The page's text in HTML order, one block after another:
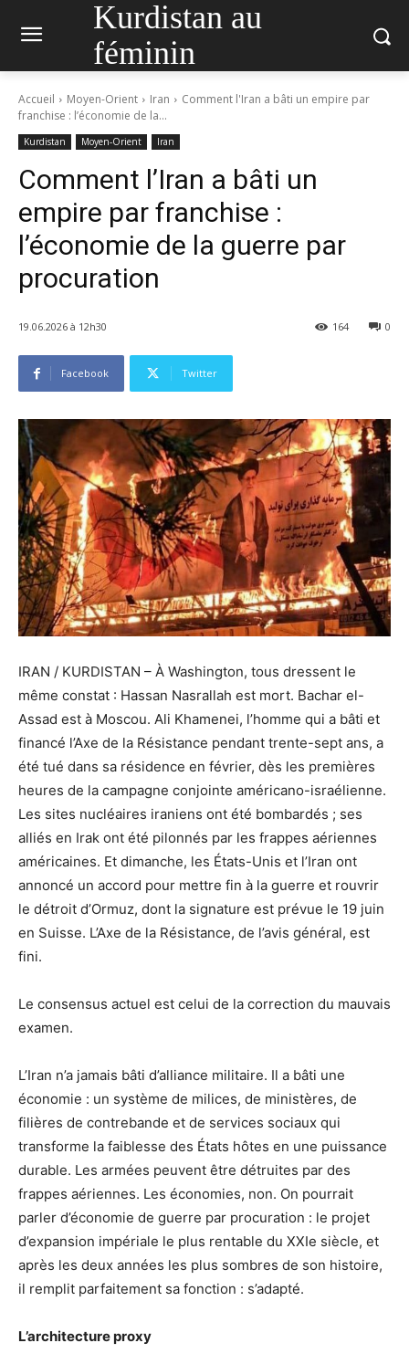
Kurdistan au
féminin
Accueil Moyen-Orient Iran
Comment l'Iran a bâti un empire par
franchise : l’économie de la...
Kurdistan Moyen-Orient Iran
Comment l’Iran a bâti un
empire par franchise :
l’économie de la guerre par
procuration
19.06.2026 à 12h30 0
164
Facebook Twitter
IRAN / KURDISTAN – À Washington, tous dressent le
même constat : Hassan Nasrallah est mort. Bachar el-
Assad est à Moscou. Ali Khamenei, l’homme qui a bâti et
financé l’Axe de la Résistance pendant trente-sept ans, a
été tué dans sa résidence en février, dès les premières
heures de la campagne conjointe américano-israélienne.
Les sites nucléaires iraniens ont été bombardés ; ses
alliés en Irak ont été pilonnés par les frappes aériennes
américaines. Et dimanche, les États-Unis et l’Iran ont
annoncé un accord pour mettre fin à la guerre et rouvrir
le détroit d’Ormuz, dont la signature est prévue le 19 juin
en Suisse. L’Axe de la Résistance, de l’avis général, est
fini.
Le consensus actuel est celui de la correction du mauvais
examen.
L’Iran n’a jamais bâti d’alliance militaire. Il a bâti une
économie : un système de milices, de ministères, de
filières de contrebande et de services sociaux qui
transforme la faiblesse des États hôtes en une puissance
durable. Les armées peuvent être détruites par des
frappes aériennes. Les économies, non. On pourrait
parler d’économie de guerre par procuration : le projet
d’expansion impériale le plus rentable du XXIe siècle, et
après les deux années les plus sombres de son histoire,
il remplit parfaitement sa fonction : s’adapté.
L’architecture proxy